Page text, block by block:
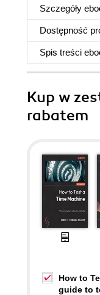
Szczegóły
Dostępność
Spis treści
Kup w
rabatem
How to
guide to